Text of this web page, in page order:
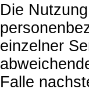
Die
einzelner
Falle